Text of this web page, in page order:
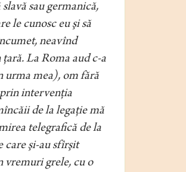
sau germanică,
le cunosc eu şi să
neavînd
La Roma aud c-a
urma mea), om fără
intervenţia
de la legaţie mă
telegrafică de la
care şi-au sfîrşit
vremuri grele, cu o